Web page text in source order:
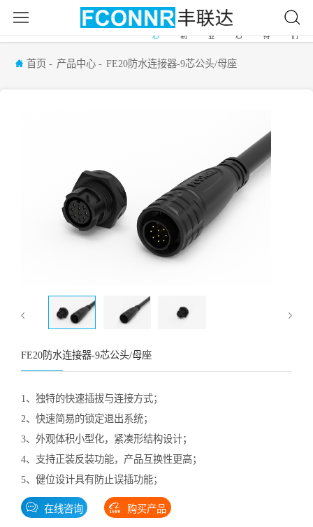
首
页
产
品
中
心
由
定
制
用
行
业
心
持
于
我
们
首页 产品中心 FE20防水连接器-9芯公头/母座
FE20防水连接器-9芯公头/母座
1、独特的快速插拔与连接方式；
2、快速简易的锁定退出系统；
3、外观体积小型化，紧凑形结构设计；
4、支持正装反装功能，产品互换性更高；
5、健位设计具有防止误插功能；
在线咨询 购买产品